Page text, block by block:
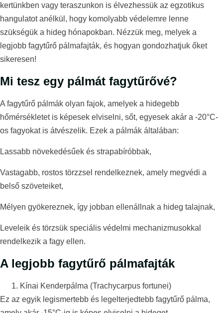
kertünkben vagy teraszunkon is élvezhessük az egzotikus
hangulatot anélkül, hogy komolyabb védelemre lenne
szükségük a hideg hónapokban. Nézzük meg, melyek a
legjobb fagytűrő pálmafajták, és hogyan gondozhatjuk őket
sikeresen!
Mi tesz egy pálmát fagytűrővé?
A fagytűrő pálmák olyan fajok, amelyek a hidegebb
hőmérsékletet is képesek elviselni, sőt, egyesek akár a -20°C-
os fagyokat is átvészelik. Ezek a pálmák általában:
Lassabb növekedésűek és strapabíróbbak,
Vastagabb, rostos törzzsel rendelkeznek, amely megvédi a
belső szöveteiket,
Mélyen gyökereznek, így jobban ellenállnak a hideg talajnak,
Leveleik és törzsük speciális védelmi mechanizmusokkal
rendelkezik a fagy ellen.
A legjobb fagytűrő pálmafajták
Kínai Kenderpálma (Trachycarpus fortunei)
Ez az egyik legismertebb és legelterjedtebb fagytűrő pálma,